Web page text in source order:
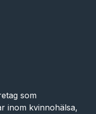
som
inom kvinnohälsa,